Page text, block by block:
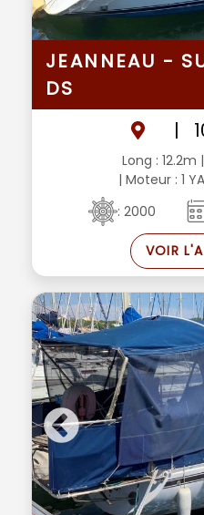
JEANNEAU -
DS
|
Long : 12.2m
| Moteur : 1
: 2000
VOIR